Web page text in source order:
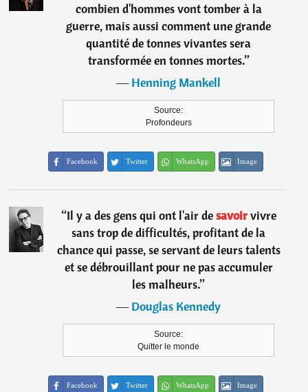
combien d'hommes vont tomber à la
guerre, mais aussi comment une grande
quantité de tonnes vivantes sera
transformée en tonnes mortes.”
―Henning Mankell
Source:
Profondeurs
Facebook Twitter WhatsApp Image
“Il y a des gens qui ont l'air desavoirvivre
sans trop de difficultés, profitant de la
chance qui passe, se servant de leurs talents
et se débrouillant pour ne pas accumuler
les malheurs.”
―Douglas Kennedy
Source:
Quitter le monde
Facebook Twitter WhatsApp Image